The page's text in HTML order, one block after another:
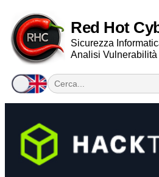
Red Hot
Sicurezza
Analisi